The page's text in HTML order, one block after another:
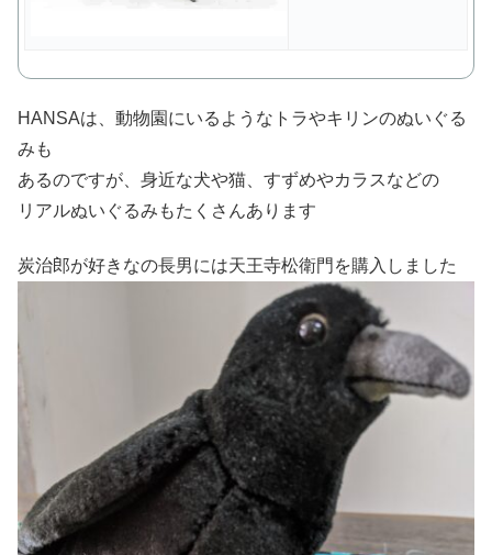
HANSAは、動物園にいるようなトラやキリンのぬいぐる
みも
あるのですが、身近な犬や猫、すずめやカラスなどの
リアルぬいぐるみもたくさんあります
炭治郎が好きなの長男には天王寺松衛門を購入しました